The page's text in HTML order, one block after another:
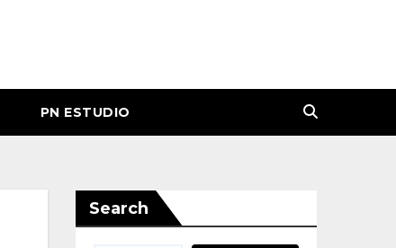
PN ESTUDIO
Search